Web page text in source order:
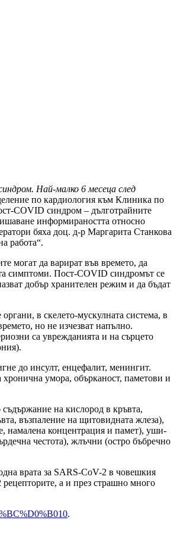
Най-малко 6 месеца след
по кардиология към Клиника по
COVID синдром – дълготрайните
информираността относно
бяха доц. д-р Маргарита Станкова
работа“.
могат да варират във времето, да
симптоми. Пост-COVID синдромът се
добър хранителен режим и да бъдат
в скелето-мускулната система, в
но не изчезват напълно.
са уврежданията и на сърцето
до инсулт, енцефалит, менингит.
умора, обърканост, паметови и
на кислород в кръвта,
възпаление на щитовидната жлеза),
намалена концентрация и памет), уши-
честота), жлъчни (остро бъбречно
врата за SARS-CoV-2 в човешкия
а и през страшно много
.